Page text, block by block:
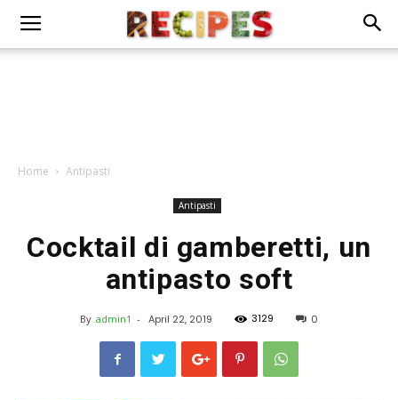
Home Antipasti
Antipasti
Cocktail di gamberetti, un
antipasto soft
By admin1 - April 22, 2019 3129 0